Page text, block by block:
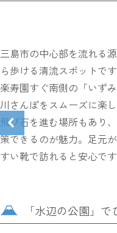
三島市の中心部を流れる
ら歩ける清流スポットで
楽寿園すぐ南側の「いず
川さんぽをスムーズに楽
飛び石を進む場所もあり
策できるのが魅力。足元
すい靴で訪れると安心です
「水辺の公園」